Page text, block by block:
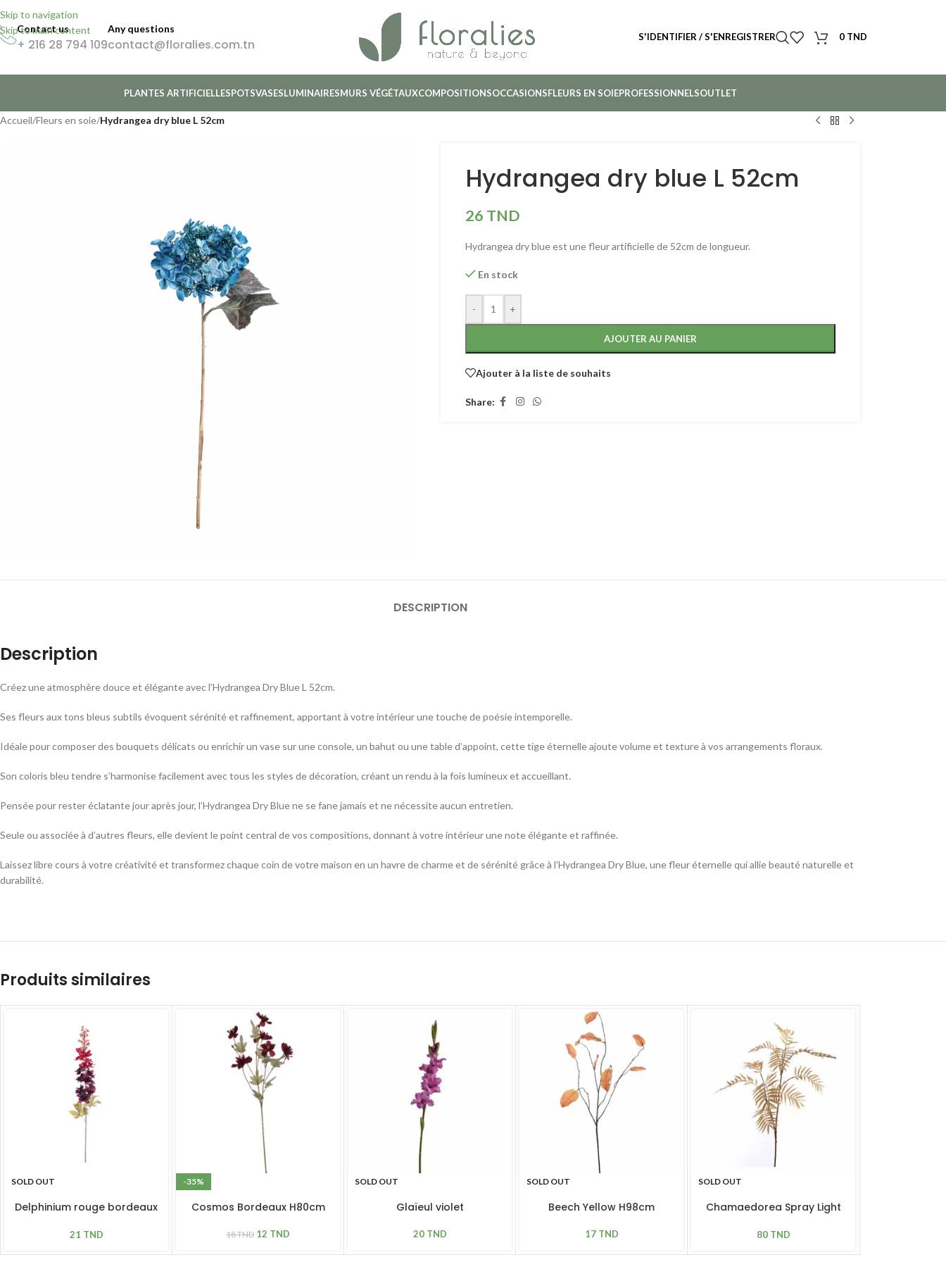
Skip to navigation
Skip to main content
Contact us
+ 216 28 794 109
Any questions
contact@floralies.com.tn S'IDENTIFIER / S'ENREGISTRER 0 TND
PLANTES ARTIFICIELLESPOTSVASESLUMINAIRESMURS VÉGÉTAUXCOMPOSITIONSOCCASIONSFLEURS EN SOIEPROFESSIONNELSOUTLET
Accueil/Fleurs en soie/Hydrangea dry blue L 52cm
Hydrangea dry blue L 52cm
26 TND
Hydrangea dry blue est une fleur artificielle de 52cm de longueur.
En stock
- +
AJOUTER AU PANIER
Ajouter à la liste de souhaits
Share:
DESCRIPTION
Description
Créez une atmosphère douce et élégante avec l’Hydrangea Dry Blue L 52cm.
Ses fleurs aux tons bleus subtils évoquent sérénité et raffinement, apportant à votre intérieur une touche de poésie intemporelle.
Idéale pour composer des bouquets délicats ou enrichir un vase sur une console, un bahut ou une table d’appoint, cette tige éternelle ajoute volume et texture à vos arrangements floraux.
Son coloris bleu tendre s’harmonise facilement avec tous les styles de décoration, créant un rendu à la fois lumineux et accueillant.
Pensée pour rester éclatante jour après jour, l’Hydrangea Dry Blue ne se fane jamais et ne nécessite aucun entretien.
Seule ou associée à d’autres fleurs, elle devient le point central de vos compositions, donnant à votre intérieur une note élégante et raffinée.
Laissez libre cours à votre créativité et transformez chaque coin de votre maison en un havre de charme et de sérénité grâce à l’Hydrangea Dry Blue, une fleur éternelle qui allie beauté naturelle et
durabilité.
Produits similaires
SOLD OUT
Delphinium rouge bordeaux
21 TND
-35%
Cosmos Bordeaux H80cm
18TND 12 TND
SOLD OUT
Glaïeul violet
20 TND
SOLD OUT
Beech Yellow H98cm
17 TND
SOLD OUT
Chamaedorea Spray Light
80 TND